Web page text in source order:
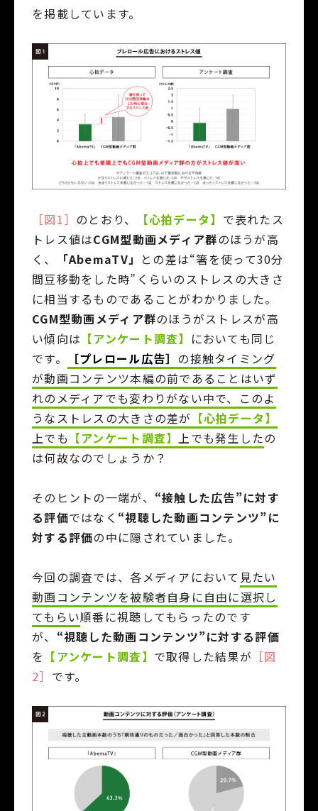
を掲載しています。
［図1］ のとおり、 【心拍データ】 で表れたス
トレス値はCGM型動画メディア群のほうが高
く、
「AbemaTV」 との差は“箸を使って30分
間豆移動をした時”くらいのストレスの大きさ
に相当するものであることがわかりました。
CGM型動画メディア群のほうがストレスが高
い傾向は 【アンケート調査】 においても同じ
です。
［プレロール広告］ の接触タイミング
が動画コンテンツ本編の前であることはいず
れのメディアでも変わりがない中で、このよ
うなストレスの大きさの差が 【心拍データ】
上でも 【アンケート調査】上でも発生したの
は何故なのでしょうか？
そのヒントの一端が、 “接触した広告”に対す
る評価ではなく “視聴した動画コンテンツ”に
対する評価の中に隠されていました。
今回の調査では、各メディアにおいて 見たい
動画コンテンツを被験者自身に自由に選択し
てもらい順番に視聴してもらったのです
が、 “視聴した動画コンテンツ”に対する評価
を 【アンケート調査】 で取得した結果が ［図
2］ です。